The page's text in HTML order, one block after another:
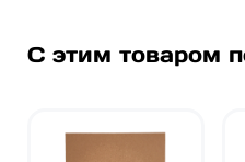
С этим товаром